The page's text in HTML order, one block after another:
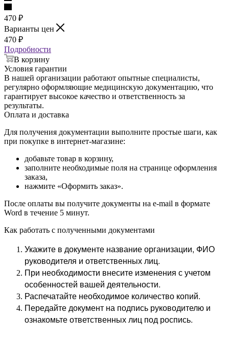
470 ₽
Варианты цен
470 ₽
Подробности
В корзину
Условия гарантии
В нашей организации работают опытные специалисты,
регулярно оформляющие медицинскую документацию, что
гарантирует высокое качество и ответственность за
результаты.
Оплата и доставка
Для получения документации выполните простые шаги, как
при покупке в интернет-магазине:
добавьте товар в корзину,
заполните необходимые поля на странице оформления
заказа,
нажмите «Оформить заказ».
После оплаты вы получите документы на e-mail в формате
Word в течение 5 минут.
Как работать с полученными документами
Укажите в документе название организации, ФИО
руководителя и ответственных лиц.
При необходимости внесите изменения с учетом
особенностей вашей деятельности.
Распечатайте необходимое количество копий.
Передайте документ на подпись руководителю и
ознакомьте ответственных лиц под роспись.